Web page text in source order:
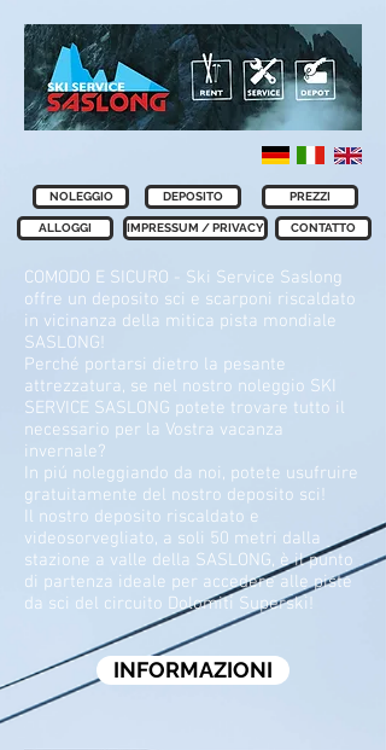
NOLEGGIO DEPOSITO
ALLOGGI IMPRESSUM / PRIVACY
PREZZI
CONTATTO
COMODO E SICURO - Ski Service Saslong
offre un deposito sci e scarponi riscaldato
in vicinanza della mitica pista mondiale
SASLONG!
Perché portarsi dietro la pesante
attrezzatura, se nel nostro noleggio SKI
SERVICE SASLONG potete trovare tutto il
necessario per la Vostra vacanza
invernale?
In piú noleggiando da noi, potete usufruire
gratuitamente del nostro deposito sci!
Il nostro deposito riscaldato e
videosorvegliato, a soli 50 metri dalla
stazione a valle della SASLONG, è il punto
di partenza ideale per accedere alle piste
da sci del circuito Dolomiti Superski!
INFORMAZIONI